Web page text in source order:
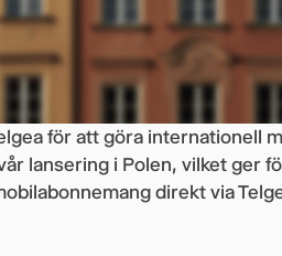
för att göra internationell
lansering i Polen, vilket ger
direkt via